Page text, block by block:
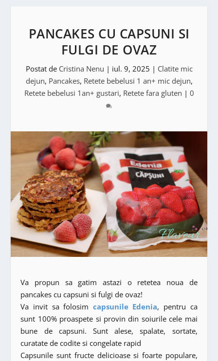
PANCAKES CU CAPSUNI SI
FULGI DE OVAZ
Postat de Cristina Nenu | iul. 9, 2025 | Clatite mic
dejun, Pancakes, Retete bebelusi 1 an+ mic dejun,
Retete bebelusi 1an+ gustari, Retete fara gluten | 0
Va propun sa gatim astazi o retetea noua de
pancakes cu capsuni si fulgi de ovaz!
Va invit sa folosim capsunile Edenia, pentru ca
sunt 100% proaspete si provin din soiurile cele mai
bune de capsuni. Sunt alese, spalate, sortate,
curatate de codite si congelate rapid
Capsunile sunt fructe delicioase si foarte populare,